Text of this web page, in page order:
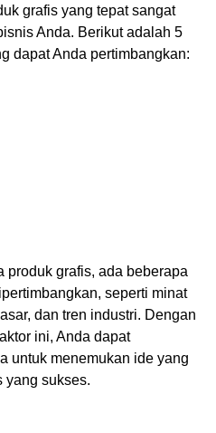
grafis yang tepat sangat
Anda. Berikut adalah 5
dapat Anda pertimbangkan:
produk grafis, ada beberapa
seperti minat
dan tren industri. Dengan
ini, Anda dapat
untuk menemukan ide yang
yang sukses.